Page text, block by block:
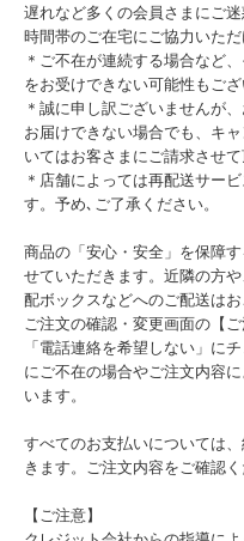
遅れなど多くの会員さまにご
時間帯のご在宅にご協力いた
＊ご不在が連続する場合など
をお受けできない可能性もござ
＊誠に申し訳ございませんが
お届けできない場合でも、キ
いてはお客さまにご請求させて
＊店舗によっては再配送サー
す。予め､ご了承ください。
商品の「安心・安全」を保障
せていただきます。近隣の方
配ボックスなどへのご配送はお
ご注文の確認・変更画面の【
「電話連絡を希望しない」に
にご不在の場合やご注文内容
います。
すべてのお支払いについては
きます。ご注文内容をご確認く
【ご注意】